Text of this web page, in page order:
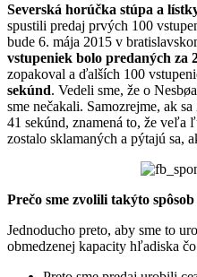
Severská horúčka stúpa a
spustili predaj prvých 100
bude 6. mája 2015 v
vstupeniek bolo predaných za
zopakoval a ďalších 100
sekúnd. Vedeli sme, že o
sme nečakali. Samozrejme, ak
41 sekúnd, znamená to, že veľa
zostalo sklamaných a pýtajú sa,
Prečo sme zvolili takýto
Jednoducho preto, aby sme to
obmedzenej kapacity hľadiska